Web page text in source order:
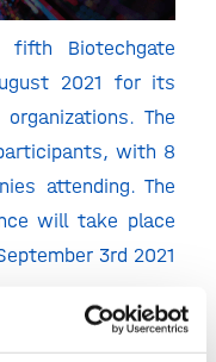
fifth Biotechgate
2021 for its
The
with 8
attending. The
will take place
3rd 2021
can be found at